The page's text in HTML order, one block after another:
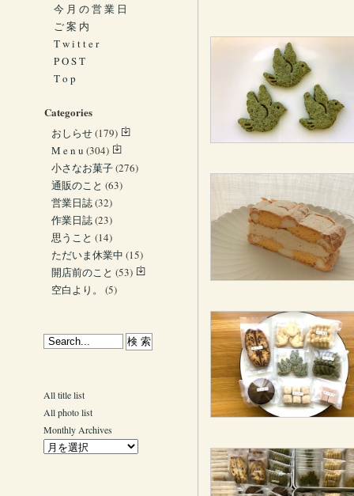
今 月 の 営 業 日
ご 案 内
T w i t t e r
P O S T
T o p
Categories
おしらせ(179)
M e n u (304)
小さなお菓子(276)
通販のこと (63)
営業日誌(32)
作業日誌(23)
思うこと (14)
ただいま休業中 (15)
開店前のこと (53)
空白より。
(5)
All title list
All photo list
Monthly Archives